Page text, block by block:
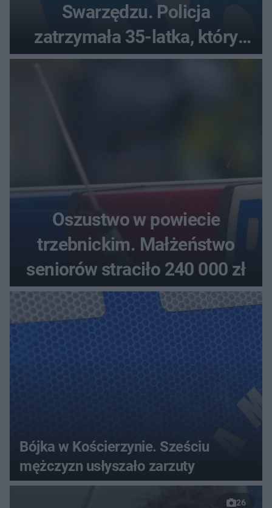
Swarzędzu. Policja
zatrzymała 35-latka, który
zgłosił ładunek w swoim
Oszustwo w powiecie
trzebnickim. Małżeństwo
seniorów straciło 240 000 zł
Bójka w Kościerzynie. Sześciu
mężczyzn usłyszało zarzuty
26